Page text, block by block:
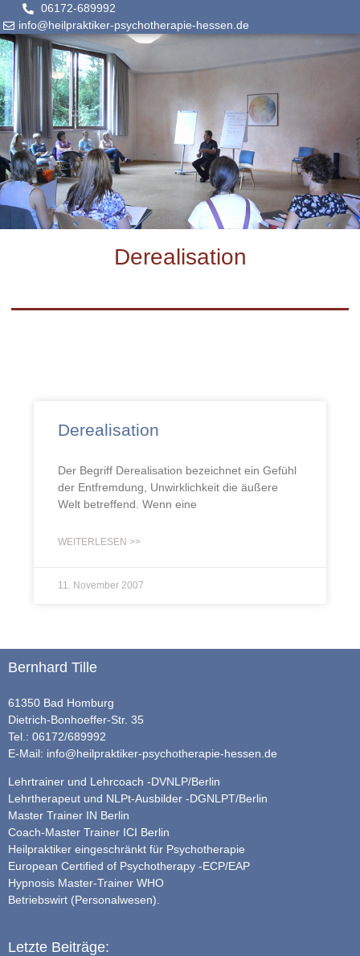
06172-689992
info@heilpraktiker-psychotherapie-hessen.de
Derealisation
Derealisation
Der Begriff Derealisation bezeichnet ein Gefühl
der Entfremdung, Unwirklichkeit die äußere
Welt betreffend. Wenn eine
WEITERLESEN >>
11. November 2007
Bernhard Tille
61350 Bad Homburg
Dietrich-Bonhoeffer-Str. 35
Tel.: 06172/689992
E-Mail: info@heilpraktiker-psychotherapie-hessen.de
Lehrtrainer und Lehrcoach -DVNLP/Berlin
Lehrtherapeut und NLPt-Ausbilder -DGNLPT/Berlin
Master Trainer IN Berlin
Coach-Master Trainer ICI Berlin
Heilpraktiker eingeschränkt für Psychotherapie
European Certified of Psychotherapy -ECP/EAP
Hypnosis Master-Trainer WHO
Betriebswirt (Personalwesen).
Letzte Beiträge: